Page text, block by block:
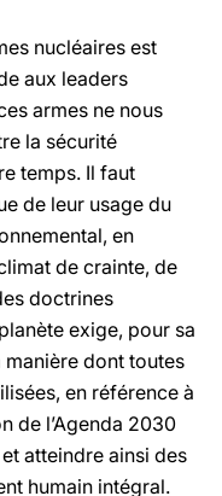
nucléaires est
aux leaders
armes ne nous
la sécurité
temps. Il faut
de leur usage du
en
de crainte, de
doctrines
exige, pour sa
dont toutes
en référence à
de l’Agenda 2030
atteindre ainsi des
humain intégral.